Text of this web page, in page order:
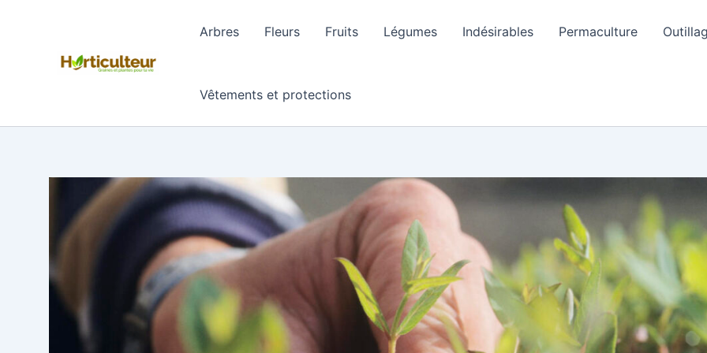
Arbres Fleurs Fruits Légumes Indésirables Permaculture
Vêtements et protections